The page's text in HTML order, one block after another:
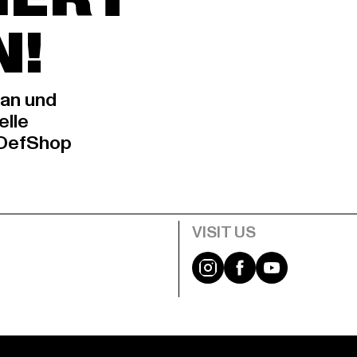
und
Visit our Instagram
Visit ourVisit our